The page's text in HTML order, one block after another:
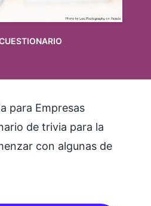
para Empresas
de trivia para la
con algunas de